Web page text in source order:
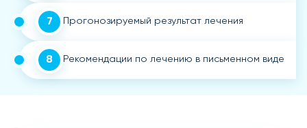
7 Прогонозируемый результат лечения
8 Рекомендации по лечению в письменном виде